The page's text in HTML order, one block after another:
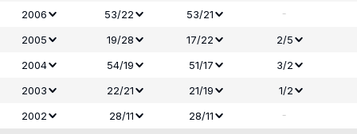
2006
53/22 53/21 -
2005 19/28 17/22
2/5
2004
54/19 51/17
3/2
2003
22/21 21/19
1/2
2002
28/11 28/11
-